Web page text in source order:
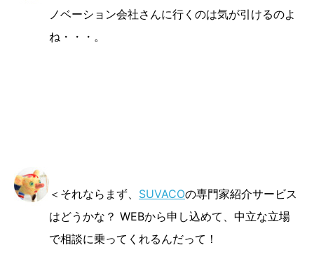
ノベーション会社さんに行くのは気が引けるのよ
ね・・・。
＜それならまず、 SUVACOの専門家紹介サービス
はどうかな？ WEBから申し込めて、中立な立場
で相談に乗ってくれるんだって！